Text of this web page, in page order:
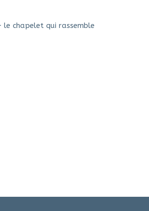
le chapelet qui rassemble